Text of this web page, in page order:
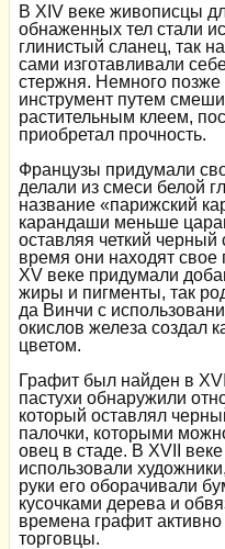
В XIV веке живописцы
обнаженных тел стали
глинистый сланец, так
сами изготавливали
стержня. Немного позже
инструмент путем
растительным клеем,
приобретал прочность.
Французы придумали
делали из смеси белой
название «парижский
карандаши меньше
оставляя четкий
время они находят
XV веке придумали
жиры и пигменты, так
да Винчи с
окислов железа создал
цветом.
Графит был найден в
пастухи обнаружили
который оставлял
палочки, которыми
овец в стаде. В XVII
использовали
руки его оборачивали
кусочками дерева и
времена графит
торговцы.